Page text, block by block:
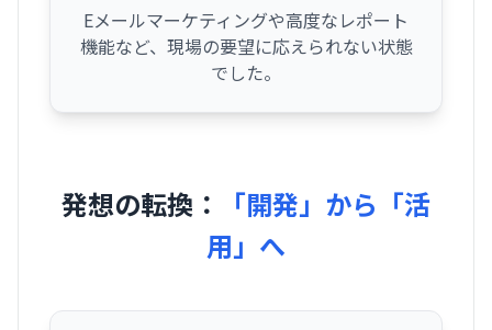
Eメールマーケティングや高度なレポート
機能など、現場の要望に応えられない状態
でした。
発想の転換：
「開発」から「活
用」へ